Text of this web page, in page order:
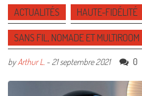
ACTUALITÉS HAUTE-FIDÉLITÉ
SANS FIL, NOMADE ET MULTIROOM
byArthur L. - 21 septembre 2021 0